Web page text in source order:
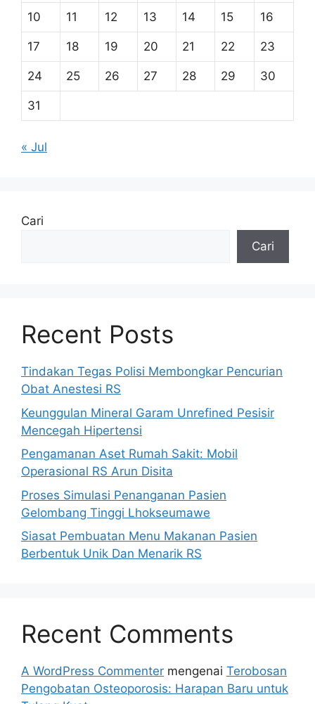
10 11 12 13 14 15 16
17 18 19 20 21 22 23
24 25 26 27 28 29 30
31
« Jul
Cari
Cari
Recent Posts
Tindakan Tegas Polisi Membongkar Pencurian
Obat Anestesi RS
Keunggulan Mineral Garam Unrefined Pesisir
Mencegah Hipertensi
Pengamanan Aset Rumah Sakit: Mobil
Operasional RS Arun Disita
Proses Simulasi Penanganan Pasien
Gelombang Tinggi Lhokseumawe
Siasat Pembuatan Menu Makanan Pasien
Berbentuk Unik Dan Menarik RS
Recent Comments
A WordPress Commenter mengenai Terobosan
Pengobatan Osteoporosis: Harapan Baru untuk